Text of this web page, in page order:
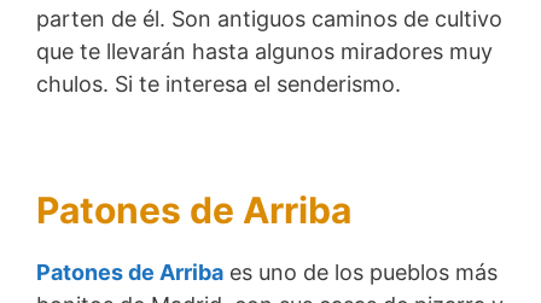
parten de él. Son antiguos caminos de cultivo
que te llevarán hasta algunos miradores muy
chulos. Si te interesa el senderismo.
Patones de Arriba
Patones de Arriba es uno de los pueblos más